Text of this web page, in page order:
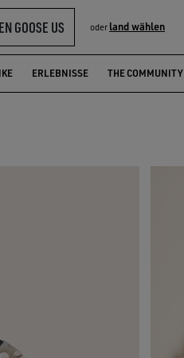
GOOSE US oder land wählen
ERLEBNISSE THE COMMUNITY